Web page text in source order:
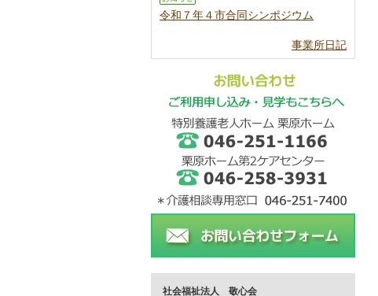
令和７年４市合同シンポジウム
事業所日記
社会福祉法人 敬心会